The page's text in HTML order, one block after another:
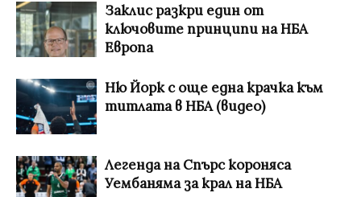
Заклис разкри един от
ключовите принципи на НБА
Европа
Ню Йорк с още една крачка към
титлата в НБА (видео)
Легенда на Спърс короняса
Уембаняма за крал на НБА